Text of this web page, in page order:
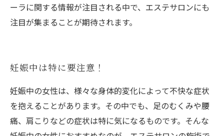
ーラに関する情報が注目される中で、エステサロンにも
注目が集まることが期待されます。
妊娠中は特に要注意！
妊娠中の女性は、様々な身体的変化によって不快な症状
を抱えることがあります。その中でも、足のむくみや腰
痛、肩こりなどの症状は特に気になるものです。そんな